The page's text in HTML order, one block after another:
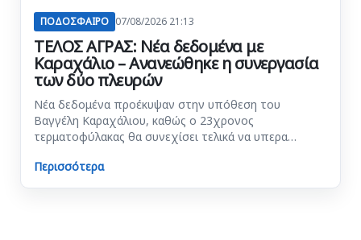
ΠΟΔΟΣΦΑΙΡΟ 07/08/2026 21:13
ΤΕΛΟΣ ΑΓΡΑΣ: Νέα δεδομένα με
Καραχάλιο – Ανανεώθηκε η συνεργασία
των δύο πλευρών
Νέα δεδομένα προέκυψαν στην υπόθεση του
Βαγγέλη Καραχάλιου, καθώς ο 23χρονος
τερματοφύλακας θα συνεχίσει τελικά να υπερα…
Περισσότερα